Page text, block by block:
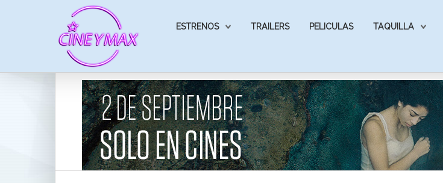
ESTRENOS TRAILERS PELICULAS TAQUILLA